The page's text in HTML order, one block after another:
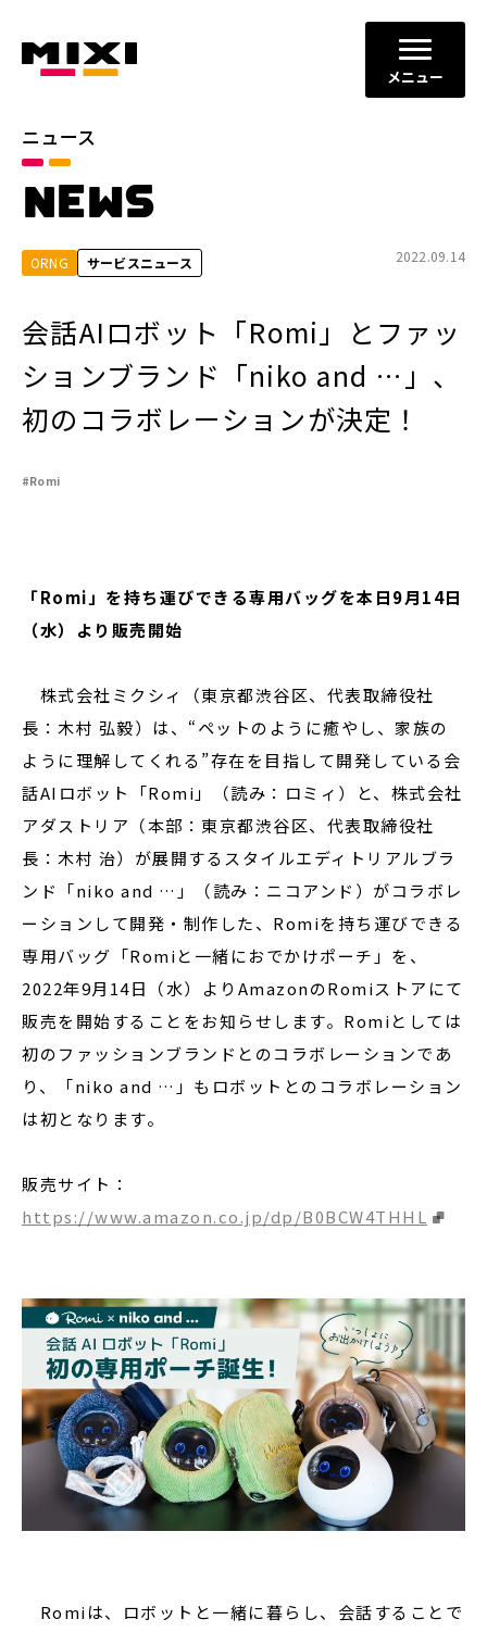
メニュー
ニュース
NEWS
ORNG サービスニュース 2022.09.14
会話AIロボット「Romi」とファッ
ションブランド「niko and …」、
初のコラボレーションが決定！
#Romi
「Romi」を持ち運びできる専用バッグを本日9月14日
（水）より販売開始
株式会社ミクシィ（東京都渋谷区、代表取締役社
長：⽊村 弘毅）は、“ペットのように癒やし、家族の
ように理解してくれる”存在を目指して開発している会
話AIロボット「Romi」（読み：ロミィ）と、株式会社
アダストリア（本部：東京都渋谷区、代表取締役社
長：木村 治）が展開するスタイルエディトリアルブラ
ンド「niko and …」（読み：ニコアンド）がコラボレ
ーションして開発・制作した、Romiを持ち運びできる
専用バッグ「Romiと一緒におでかけポーチ」を、
2022年9月14日（水）よりAmazonのRomiストアにて
販売を開始することをお知らせします。Romiとしては
初のファッションブランドとのコラボレーションであ
り、「niko and …」もロボットとのコラボレーション
は初となります。
販売サイト：
https://www.amazon.co.jp/dp/B0BCW4THHL
Romiは、ロボットと一緒に暮らし、会話することで
カテゴリ
お知らせ
2026年 2025年